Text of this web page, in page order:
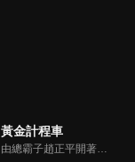
黃金計程車
由總霸子趙正平開著計程車在街頭隨機找尋搭車路人，進行機智問答，如果十題答對就可以拿走金元寶！如果沒有答對，就把當前獎金減一個0然後發放！另外節目中總霸子趙正平還會帶我們遍尋美食名景。